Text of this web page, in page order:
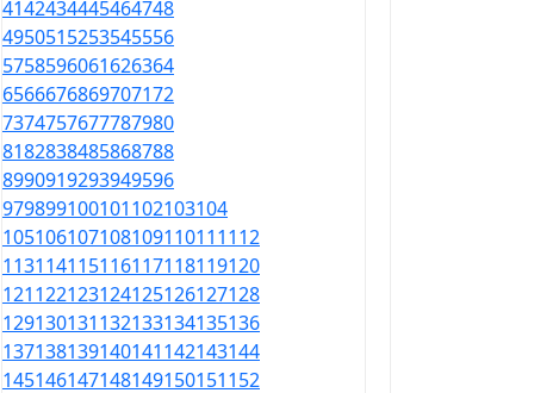
4142434445464748
4950515253545556
5758596061626364
6566676869707172
7374757677787980
8182838485868788
8990919293949596
979899100101102103104
105106107108109110111112
113114115116117118119120
121122123124125126127128
129130131132133134135136
137138139140141142143144
145146147148149150151152